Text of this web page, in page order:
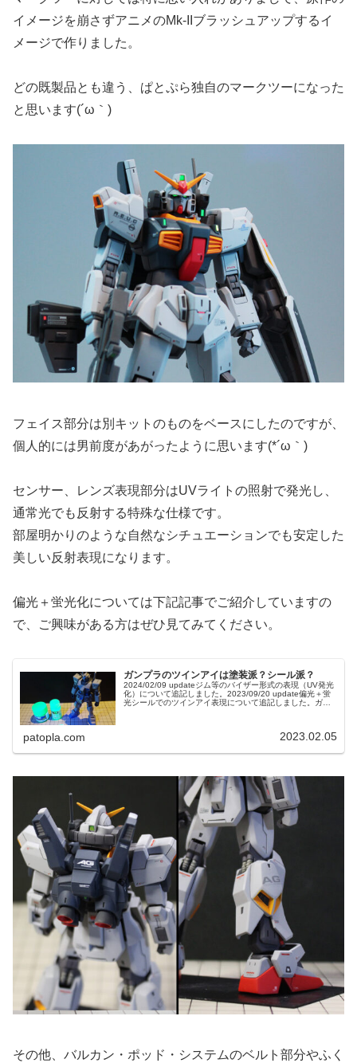
イメージを崩さずアニメのMk-IIブラッシュアップするイ
メージで作りました。
どの既製品とも違う、ぱとぷら独自のマークツーになった
と思います(´ω｀)
フェイス部分は別キットのものをベースにしたのですが、
個人的には男前度があがったように思います(*´ω｀)
センサー、レンズ表現部分はUVライトの照射で発光し、
通常光でも反射する特殊な仕様です。
部屋明かりのような自然なシチュエーションでも安定した
美しい反射表現になります。
偏光＋蛍光化については下記記事でご紹介していますの
で、ご興味がある方はぜひ見てみてください。
ガンプラのツインアイは塗装派？シール派？
2024/02/09 updateジム等のバイザー形式の表現（UV発光
化）について追記しました。2023/09/20 update偏光＋蛍
光シールでのツインアイ表現について追記しました。ガン
patopla.com 2023.02.05
その他、バルカン・ポッド・システムのベルト部分やふく